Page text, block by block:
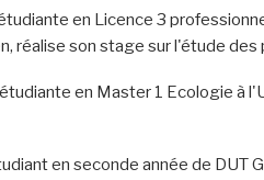
en Licence 3
réalise son stage sur l'étude
étudiante en Master 1 Ecologie à
en seconde année de DUT